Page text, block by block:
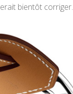
bientôt corriger.